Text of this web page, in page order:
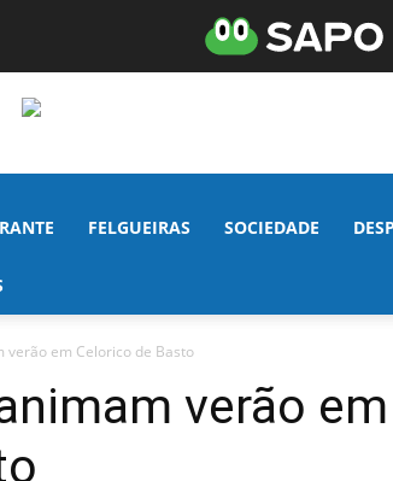
FELGUEIRAS SOCIEDADE
verão em Celorico de Basto
verão em